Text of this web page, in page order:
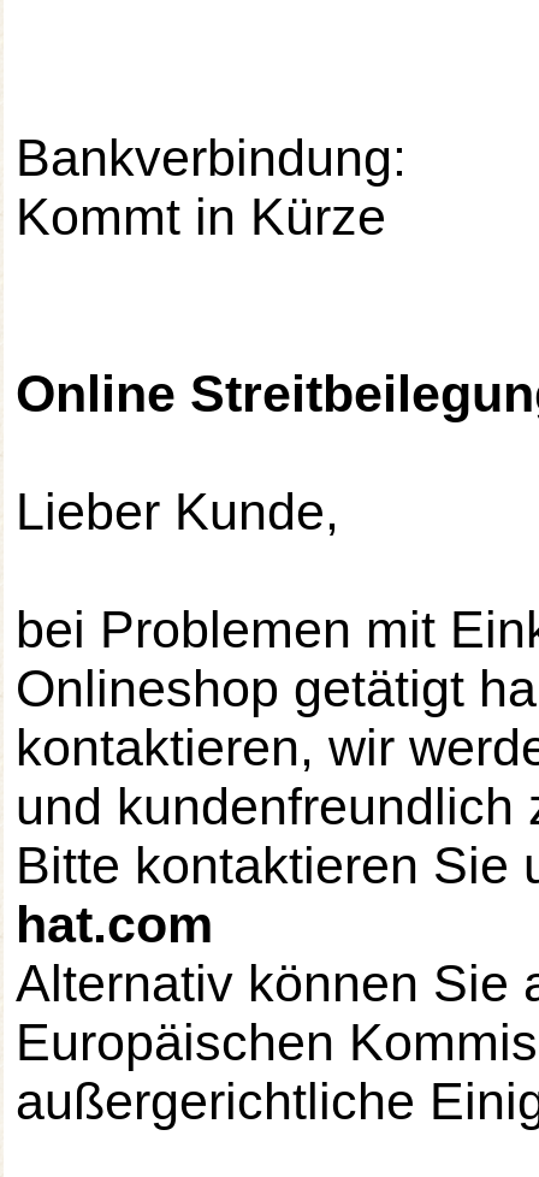
Bankverbindung:
Kommt in Kürze
Online
Lieber Kunde,
bei Problemen mit
Onlineshop getätigt
kontaktieren, wir
und kundenfreundlich
Bitte kontaktieren Sie
hat.com
Alternativ können Sie
Europäischen
außergerichtliche